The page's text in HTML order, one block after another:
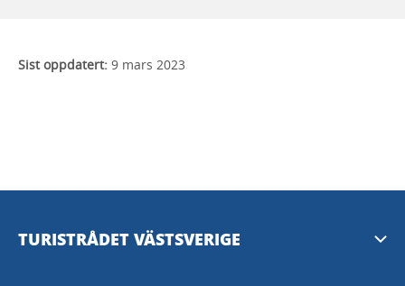
Sist oppdatert: 9 mars 2023
TURISTRÅDET VÄSTSVERIGE